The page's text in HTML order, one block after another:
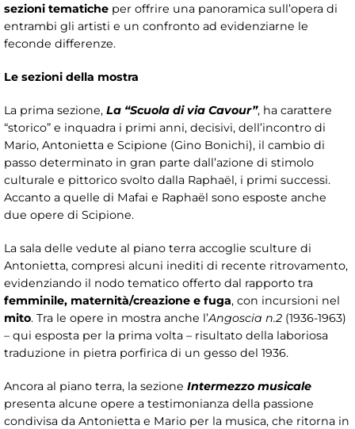
sezioni tematiche per offrire una panoramica sull’opera di
entrambi gli artisti e un confronto ad evidenziarne le
feconde differenze.
Le sezioni della mostra
La prima sezione, La “Scuola di via Cavour”, ha carattere
“storico” e inquadra i primi anni, decisivi, dell’incontro di
Mario, Antonietta e Scipione (Gino Bonichi), il cambio di
passo determinato in gran parte dall’azione di stimolo
culturale e pittorico svolto dalla Raphaël, i primi successi.
Accanto a quelle di Mafai e Raphaël sono esposte anche
due opere di Scipione.
La sala delle vedute al piano terra accoglie sculture di
Antonietta, compresi alcuni inediti di recente ritrovamento,
evidenziando il nodo tematico offerto dal rapporto tra
femminile, maternità/creazione e fuga, con incursioni nel
mito. Tra le opere in mostra anche l’Angoscia n.2 (1936-1963)
– qui esposta per la prima volta – risultato della laboriosa
traduzione in pietra porfirica di un gesso del 1936.
Ancora al piano terra, la sezione Intermezzo musicale
presenta alcune opere a testimonianza della passione
condivisa da Antonietta e Mario per la musica, che ritorna in